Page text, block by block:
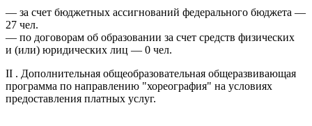
— за счет бюджетных ассигнований федерального бюджета —
27 чел.
— по договорам об образовании за счет средств физических
и (или) юридических лиц — 0 чел.
II . Дополнительная общеобразовательная общеразвивающая
программа по направлению "хореография" на условиях
предоставления платных услуг.